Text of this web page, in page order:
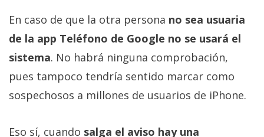
En caso de que la otra persona no sea usuaria
de la app Teléfono de Google no se usará el
sistema. No habrá ninguna comprobación,
pues tampoco tendría sentido marcar como
sospechosos a millones de usuarios de iPhone.
Eso sí, cuando salga el aviso hay una